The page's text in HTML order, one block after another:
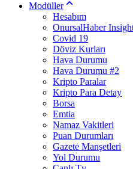
Modüller
Hesabım
OnursalHaber
Covid 19
Döviz Kurları
Hava Durumu
Hava Durumu #2
Kripto Paralar
Kripto Para Detay
Borsa
Emtia
Namaz Vakitleri
Puan Durumları
Gazete Manşetleri
Yol Durumu